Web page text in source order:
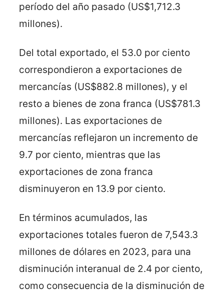
período del año pasado (US$1,712.3
millones).
Del total exportado, el 53.0 por ciento
correspondieron a exportaciones de
mercancías (US$882.8 millones), y el
resto a bienes de zona franca (US$781.3
millones). Las exportaciones de
mercancías reflejaron un incremento de
9.7 por ciento, mientras que las
exportaciones de zona franca
disminuyeron en 13.9 por ciento.
En términos acumulados, las
exportaciones totales fueron de 7,543.3
millones de dólares en 2023, para una
disminución interanual de 2.4 por ciento,
como consecuencia de la disminución de